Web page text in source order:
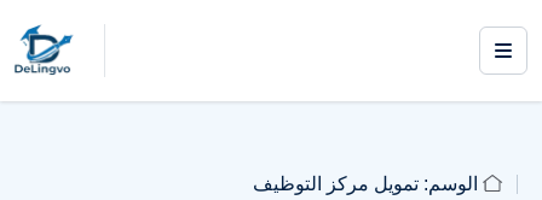
الوسم: تمويل مركز التوظيف